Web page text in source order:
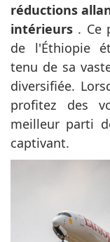
réductions
intérieurs . Ce
de l'Éthiopie
tenu de sa
diversifiée.
profitez des
meilleur parti
captivant.